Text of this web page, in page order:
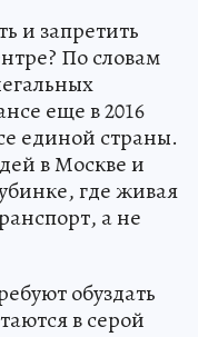
и запретить
По словам
еще в 2016
единой страны.
в Москве и
где живая
а не
обуздать
в серой